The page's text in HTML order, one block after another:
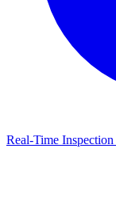
Real-Time Inspection